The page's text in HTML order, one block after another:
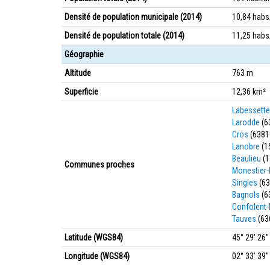
Densité de population municipale (2014)
10,84
Densité de population totale (2014)
11,25
Géographie
Altitude
763 m
Superficie
12,36 km²
Communes proches
Labessette
Larodde
Cros
Lanobre
Beaulieu
Singles
Bagnols
Tauves
Latitude (WGS84)
45° 29'
Longitude (WGS84)
02° 33'